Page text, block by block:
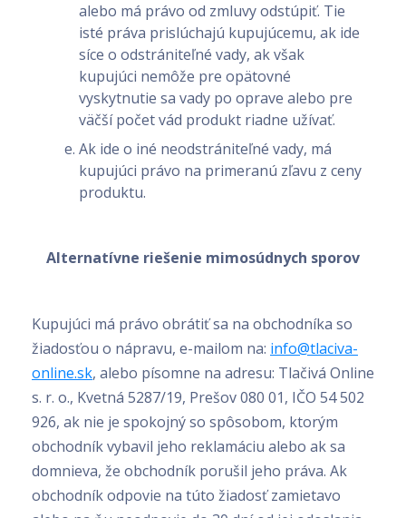
alebo má právo od zmluvy odstúpiť. Tie
isté práva prislúchajú kupujúcemu, ak ide
síce o odstrániteľné vady, ak však
kupujúci nemôže pre opätovné
vyskytnutie sa vady po oprave alebo pre
väčší počet vád produkt riadne užívať.
Ak ide o iné neodstrániteľné vady, má
kupujúci právo na primeranú zľavu z ceny
produktu.
Alternatívne riešenie mimosúdnych sporov
Kupujúci má právo obrátiť sa na obchodníka so
žiadosťou o nápravu, e-mailom na: info@tlaciva-
online.sk, alebo písomne na adresu: Tlačivá Online
s. r. o., Kvetná 5287/19, Prešov 080 01, IČO 54 502
926, ak nie je spokojný so spôsobom, ktorým
obchodník vybavil jeho reklamáciu alebo ak sa
domnieva, že obchodník porušil jeho práva. Ak
obchodník odpovie na túto žiadosť zamietavo